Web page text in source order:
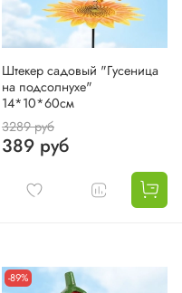
Штекер садовый "Гусеница
на подсолнухе"
14*10*60см
3289 руб
389 руб
-89%